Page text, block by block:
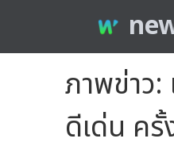
ภาพข่าว:
ดีเด่น ค